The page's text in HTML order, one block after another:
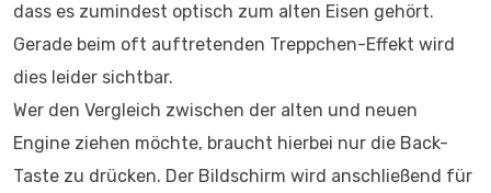
dass es zumindest optisch zum alten Eisen gehört.
Gerade beim oft auftretenden Treppchen-Effekt wird
dies leider sichtbar.
Wer den Vergleich zwischen der alten und neuen
Engine ziehen möchte, braucht hierbei nur die Back-
Taste zu drücken. Der Bildschirm wird anschließend für